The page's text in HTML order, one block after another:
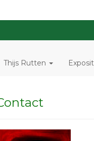
Thijs Rutten